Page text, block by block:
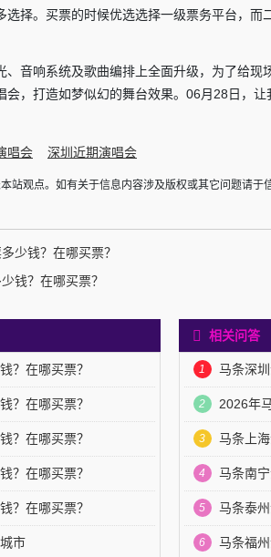
择。买票的时候优选选择一级票务平台，
、音响系统及歌曲编排上全面升级，为了给
，打造如梦似幻的舞台效果。06月28日，
唱会 深圳近期演唱会
站观点。如有关于信息内容涉及版权或其它问题请
少钱？在哪买票？
钱？在哪买票？
？在哪买票？
？在哪买票？
？在哪买票？
？在哪买票？
？在哪买票？
市
相关问答
1 马条深
2 2026年
3 马条上
4 马条南
5 马条泰
6 马条福